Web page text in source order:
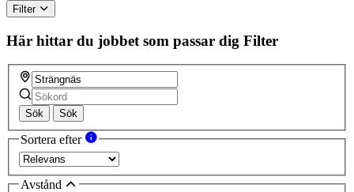
Filter
Här hittar du jobbet som passar dig Filter
Sök Sök
Sortera efter
Avstånd